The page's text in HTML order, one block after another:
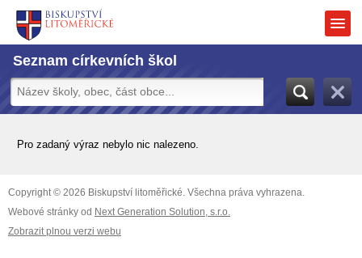
Seznam církevních škol
Pro zadaný výraz nebylo nic nalezeno.
Copyright © 2026 Biskupství litoměřické. Všechna práva vyhrazena.
Webové stránky od Next Generation Solution, s.r.o.
Zobrazit plnou verzi webu